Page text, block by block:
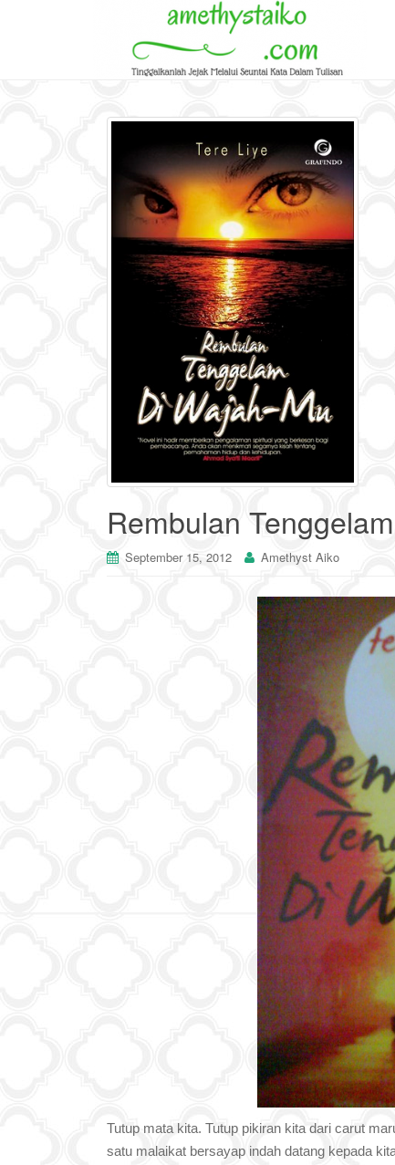
Rembulan
September 15, 2012 Amethyst Aiko
Tutup mata kita. Tutup pikiran kita dari carut
satu malaikat bersayap indah datang kepada